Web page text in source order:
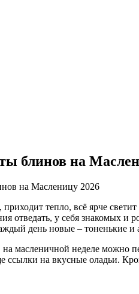
блинов на
приходит тепло, всё ярче
отведать, у себя знакомых
день новые – тоненькие
масленичной неделе можно
ссылки на вкусные оладьи.